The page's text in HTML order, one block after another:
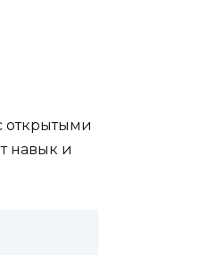
открытыми
навык и